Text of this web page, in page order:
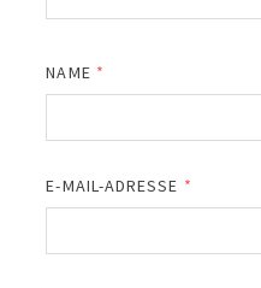
NAME *
E-MAIL-ADRESSE *